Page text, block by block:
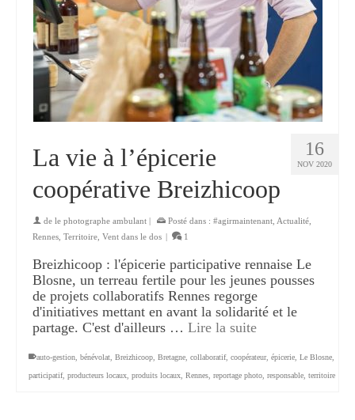
16
NOV 2020
La vie à l’épicerie
coopérative Breizhicoop
de le photographe ambulant | Posté dans : #agirmaintenant Actualité
Rennes Territoire Vent dans le dos | 1
Breizhicoop : l'épicerie participative rennaise Le
Blosne, un terreau fertile pour les jeunes pousses
de projets collaboratifs Rennes regorge
d'initiatives mettant en avant la solidarité et le
partage. C'est d'ailleurs … Lire la suite
auto-gestion bénévolat Breizhicoop Bretagne collaboratif, coopérateur, épicerie Le Blosne
participatif, producteurs locaux produits locaux Rennes reportage photo responsable territoire